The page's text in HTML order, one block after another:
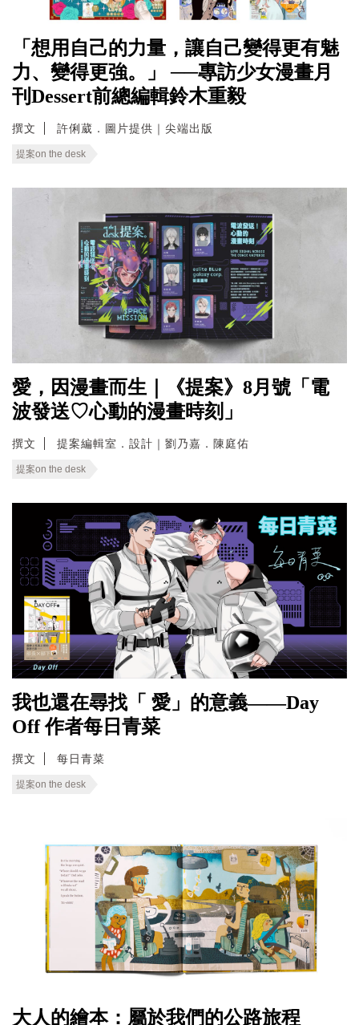
「想用自己的力量，讓自己變得更有魅
力、變得更強。」 ──專訪少女漫畫月
刊Dessert前總編輯鈴木重毅
撰文 許俐葳．圖片提供｜尖端出版
提案on the desk
愛，因漫畫而生｜《提案》8月號「電
波發送♡心動的漫畫時刻」
撰文 提案編輯室．設計｜劉乃嘉．陳庭佑
提案on the desk
我也還在尋找「 愛」的意義——Day
Off 作者每日青菜
撰文 每日青菜
提案on the desk
大人的繪本：屬於我們的公路旅程